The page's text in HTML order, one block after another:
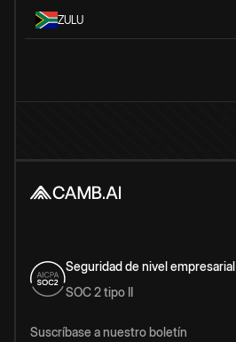
ZULU
Seguridad de nivel empresarial
SOC 2 tipo II
Suscríbase a nuestro boletín